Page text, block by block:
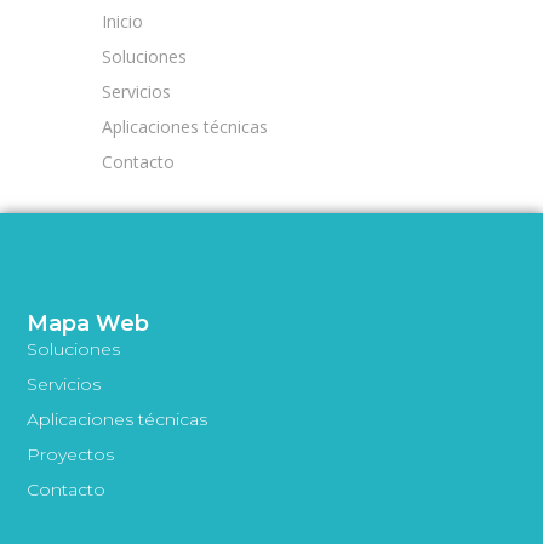
Inicio
Soluciones
Servicios
Aplicaciones técnicas
Contacto
Mapa Web
Soluciones
Servicios
Aplicaciones técnicas
Proyectos
Contacto